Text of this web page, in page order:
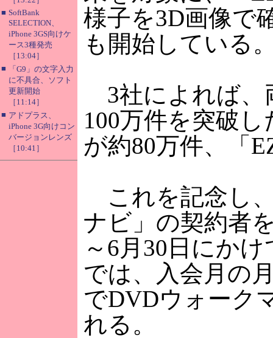
■ SoftBank
SELECTION、
iPhone 3GS向けケ
ース3種発売
［13:04］
■
「G9」の文字入力
に不具合、ソフト
更新開始
［11:14］
■ アドプラス、
iPhone 3G向けコン
バージョンレンズ
［10:41］
様子を3D画像で
も開始している
3社によれば、
100万件を突破
が約80万件、「
これを記念し
ナビ」の契約者
～6月30日にか
では、入会月の
でDVDウォーク
れる。